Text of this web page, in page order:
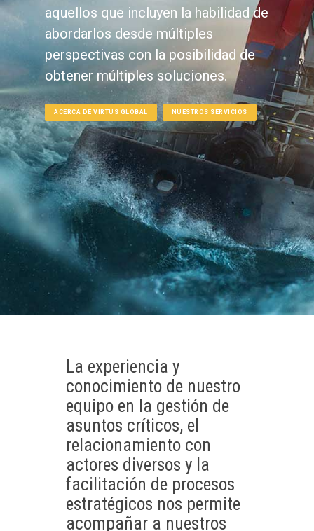
aquellos que incluyen la habilidad de
abordarlos desde múltiples
perspectivas con la posibilidad de
obtener múltiples soluciones.
ACERCA DE VIRTUS GLOBAL NUESTROS SERVICIOS
La experiencia y
conocimiento de nuestro
equipo en la gestión de
asuntos críticos, el
relacionamiento con
actores diversos y la
facilitación de procesos
estratégicos nos permite
acompañar a nuestros